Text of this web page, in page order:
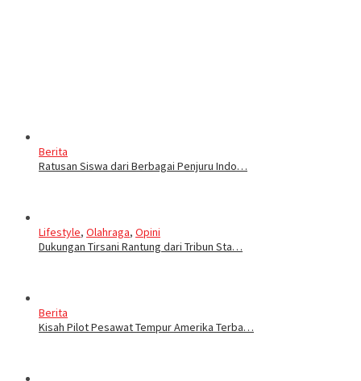
Berita
Ratusan Siswa dari Berbagai Penjuru Indo…
Lifestyle, Olahraga, Opini
Dukungan Tirsani Rantung dari Tribun Sta…
Berita
Kisah Pilot Pesawat Tempur Amerika Terba…